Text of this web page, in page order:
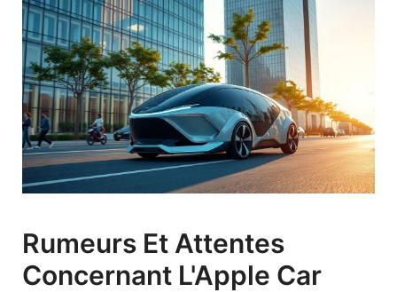
Rumeurs Et Attentes
Concernant L'Apple Car